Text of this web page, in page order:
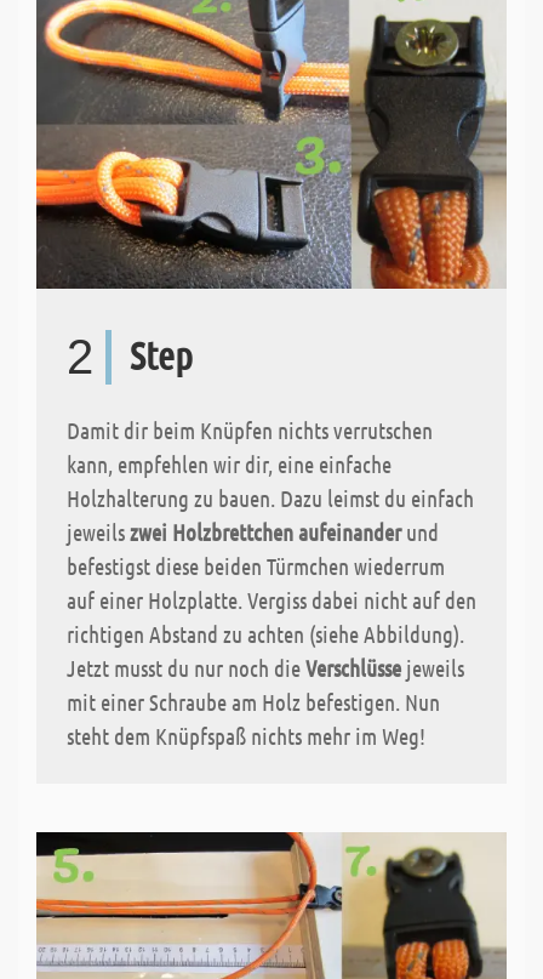
2 Step
Damit dir beim Knüpfen nichts verrutschen
kann, empfehlen wir dir, eine einfache
Holzhalterung zu bauen. Dazu leimst du einfach
jeweilszwei Holzbrettchen aufeinanderund
befestigst diese beiden Türmchen wiederrum
auf einer Holzplatte. Vergiss dabei nicht auf den
richtigen Abstand zu achten (siehe Abbildung).
Jetzt musst du nur noch dieVerschlüsse jeweils
mit einer Schraube am Holz befestigen. Nun
steht dem Knüpfspaß nichts mehr im Weg!